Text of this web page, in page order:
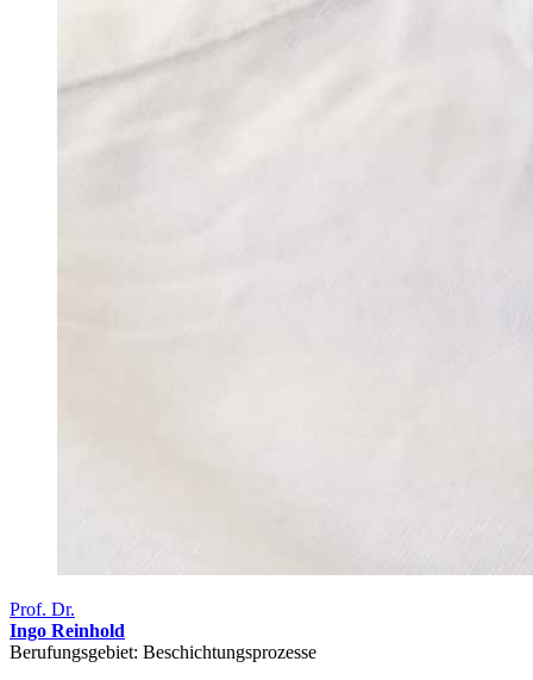
Prof. Dr.
Ingo Reinhold
Berufungsgebiet: Beschichtungsprozesse